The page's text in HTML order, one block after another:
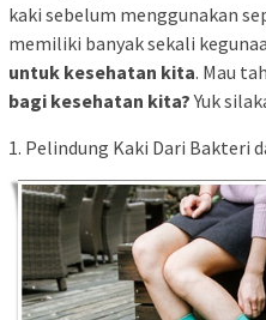
kaki sebelum menggunakan
memiliki banyak sekali
untuk kesehatan kita. Mau
bagi kesehatan kita?Yuk
1. Pelindung Kaki Dari Bakteri